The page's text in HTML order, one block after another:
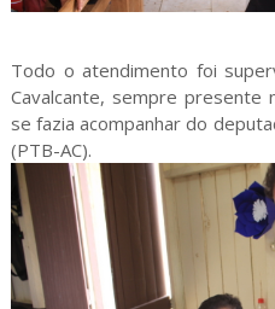
Todo o atendimento foi
Cavalcante, sempre
se fazia acompanhar do
(PTB-AC).